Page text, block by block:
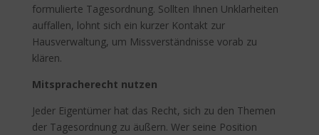
formulierte Tagesordnung. Sollten Ihnen Unklarheiten
auffallen, lohnt sich ein kurzer Kontakt zur
Hausverwaltung, um Missverständnisse vorab zu
klären.
Mitspracherecht nutzen
Jeder Eigentümer hat das Recht, sich zu den Themen
der Tagesordnung zu äußern. Wer seine Position